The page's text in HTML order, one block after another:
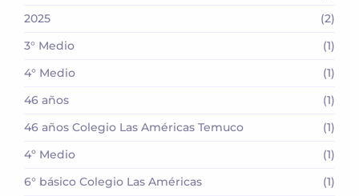
2025
(2)
3° Medio
(1)
4° Medio
(1)
46 años
(1)
46 años Colegio Las Américas Temuco
(1)
4º Medio
(1)
6° básico Colegio Las Américas
(1)